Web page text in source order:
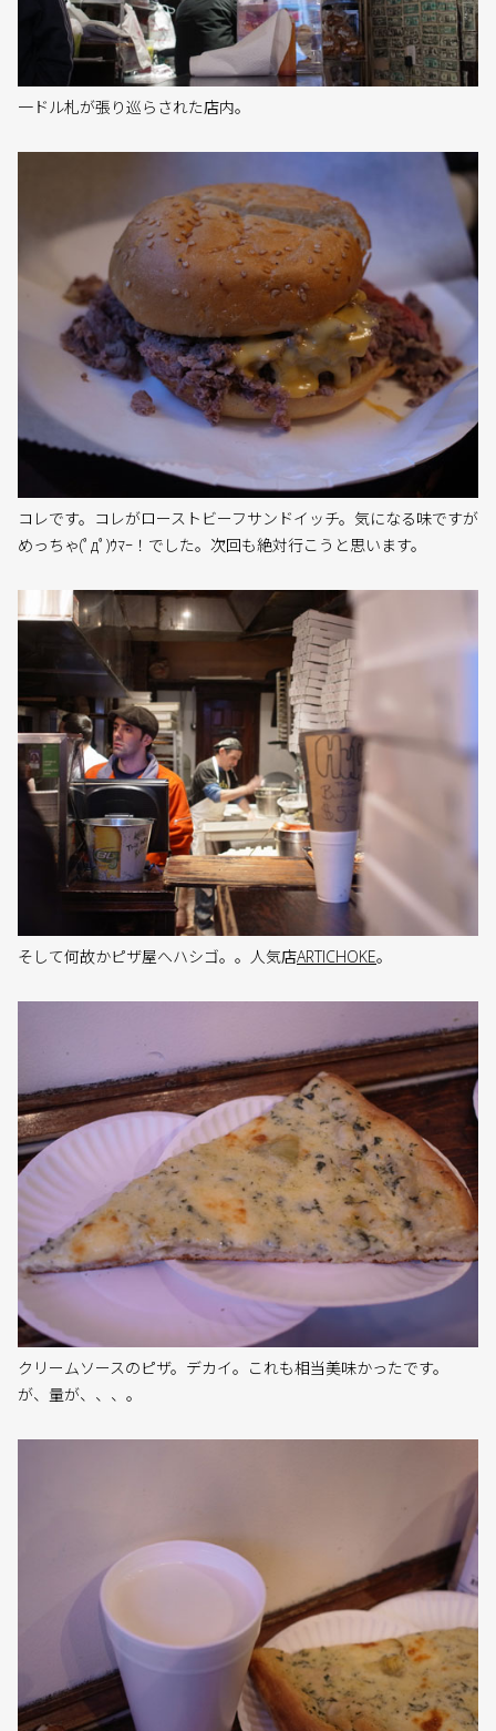
一ドル札が張り巡らされた店内。
コレです。コレがローストビーフサンドイッチ。気になる味ですが
めっちゃ(ﾟдﾟ)ｳﾏｰ！でした。次回も絶対行こうと思います。
そして何故かピザ屋へハシゴ。。人気店ARTICHOKE。
クリームソースのピザ。デカイ。これも相当美味かったです。
が、量が、、、。